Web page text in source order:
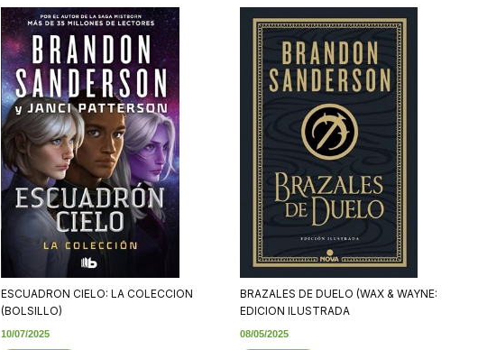
ESCUADRON CIELO: LA COLECCION
(BOLSILLO)
10/07/2025
BRAZALES DE DUELO (WAX & WAYNE:
EDICION ILUSTRADA
08/05/2025